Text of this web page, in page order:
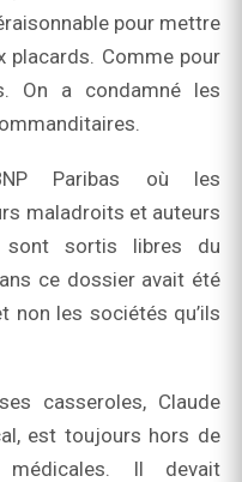
pour mettre
placards. Comme pour
On a condamné les
Paribas où les
maladroits et auteurs
sont sortis libres du
ce dossier avait été
non les sociétés qu’ils
casseroles, Claude
est toujours hors de
Il devait